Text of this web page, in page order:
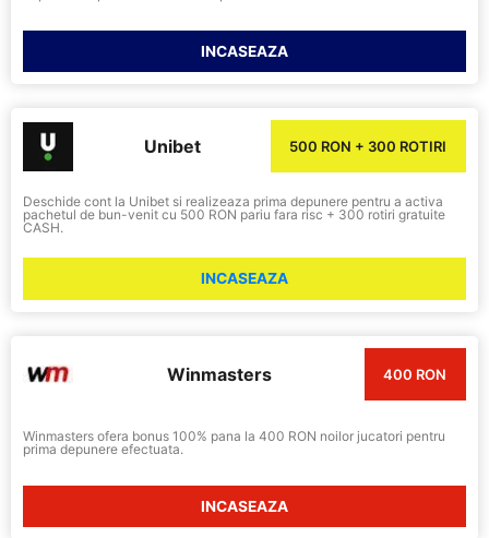
INCASEAZA
Unibet 500 RON + 300 ROTIRI
Deschide cont la Unibet si realizeaza prima depunere pentru a activa
pachetul de bun-venit cu 500 RON pariu fara risc + 300 rotiri gratuite
CASH.
INCASEAZA
Winmasters 400 RON
Winmasters ofera bonus 100% pana la 400 RON noilor jucatori pentru
prima depunere efectuata.
INCASEAZA